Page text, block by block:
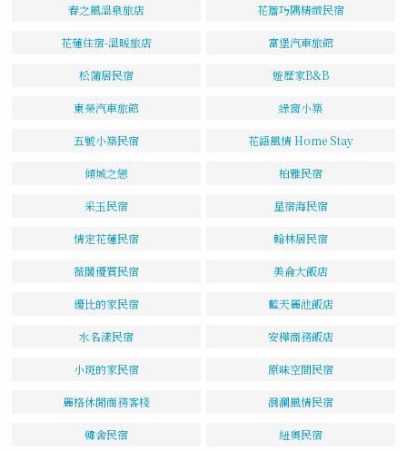
春之風溫泉旅店 花簷巧隅精緻民宿
花蓮住宿-溫暖旅店 富堡汽車旅館
松蒲居民宿 遊歷家B&B
東榮汽車旅館 綠窗小築
五號小築民宿 花語風情 Home Stay
傾城之戀 柏雅民宿
采玉民宿 星宿海民宿
情定花蓮民宿 翰林居民宿
薇閣優質民宿 美侖大飯店
優比的家民宿 藍天麗池飯店
水名漾民宿 安樺商務飯店
小斑的家民宿 原味空間民宿
麗格休閒商務客棧 洄瀾風情民宿
韓舍民宿 紐奧民宿